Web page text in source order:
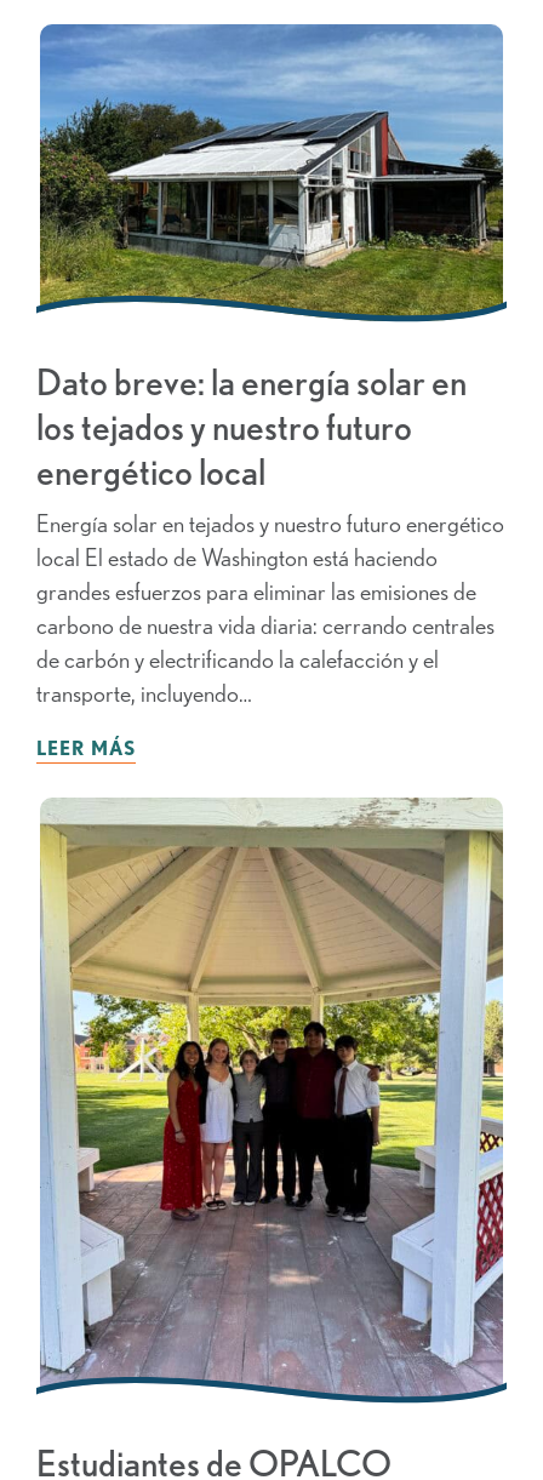
Dato breve: la energía solar en
los tejados y nuestro futuro
energético local
Energía solar en tejados y nuestro futuro energético
local El estado de Washington está haciendo
grandes esfuerzos para eliminar las emisiones de
carbono de nuestra vida diaria: cerrando centrales
de carbón y electrificando la calefacción y el
transporte, incluyendo…
LEER MÁS
Estudiantes de OPALCO